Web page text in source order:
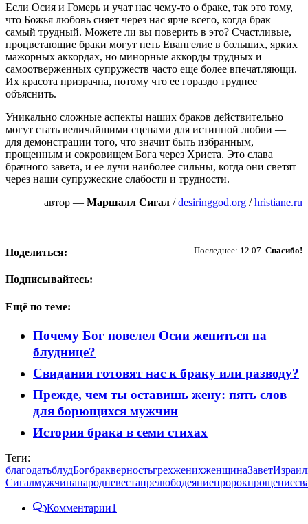
Если Осия и Гомерь и учат нас чему-то о браке, так это тому,
что Божья любовь сияет через нас ярче всего, когда брак
самый трудный. Можете ли вы поверить в это? Счастливые,
процветающие браки могут петь Евангелие в больших, ярких
мажорных аккордах, но минорные аккорды трудных и
самоотверженных супружеств часто еще более впечатляющи.
Их красота призрачна, потому что ее гораздо труднее
объяснить.
Уникально сложные аспекты наших браков действительно
могут стать величайшими сценами для истинной любви —
для демонстрации того, что значит быть избранным,
прощенным и сокровищем Бога через Христа. Это слава
брачного завета, и ее лучи наиболее сильны, когда они светят
через наши супружеские слабости и трудности.
автор — Маршалл Сигал /desiringgod.org /hristiane.ru
Последнее: 12.07. Спасибо!
Поделиться:
Подписывайтесь:
Ещё по теме:
Почему Бог повелел Осии жениться на
блуднице?
Свидания готовят нас к браку или разводу?
Прежде, чем ты оставишь жену: пять слов
для борющихся мужчин
История брака в семи стихах
Теги:
благодатьблудБогбракверностьгрехженихженщинаЗавет
Сигалмужчинанародневестапрелюбодеяниепророкпрощение
Комментарии1